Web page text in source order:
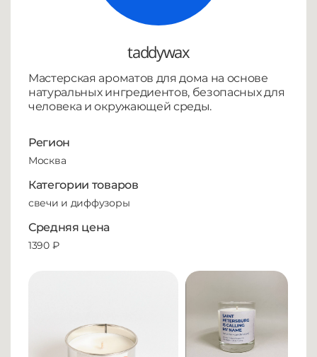
taddywax
Мастерская ароматов для дома на основе
натуральных ингредиентов, безопасных для
человека и окружающей среды.
Регион
Москва
Категории товаров
свечи и диффузоры
Средняя цена
1390 ₽